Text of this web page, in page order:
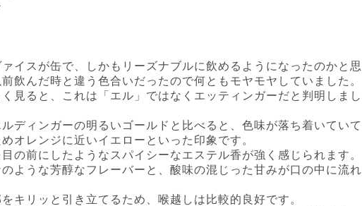
イスが缶で、しかもリーズナブルに飲めるようになったのかと思
飲んだ時と違う色合いだったので何ともモヤモヤしていました。
見ると、これは「エル」ではなくエッティンガーだと判明しまし
ディンガーの明るいゴールドと比べると、色味が落ち着いていて
オレンジに近いイエローといった印象です。
の前にしたようなスパイシーなエステル香が強く感じられます。
ような芳醇なフレーバーと、酸味の混じった甘みが口の中に流れ
キリッと引き立てるため、喉越しは比較的良好です。